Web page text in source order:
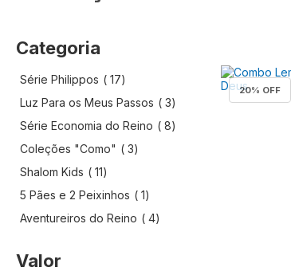
20% OFF
Categoria
Série Philippos 17artigo
Luz Para os Meus Passos
3artigo
Série Economia do Reino
8artigo
Coleções "Como"
3artigo
Shalom Kids
11artigo
5 Pães e 2 Peixinhos
1artigo
Aventureiros do Reino
4artigo
Valor